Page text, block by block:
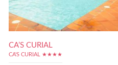
CA’S CURIAL
CA'S CURIAL ★★★★